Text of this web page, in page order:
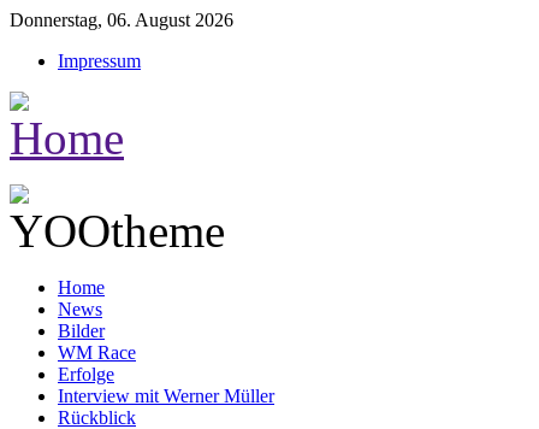
Donnerstag, 06. August 2026
Impressum
Home
News
Bilder
WM Race
Erfolge
Interview mit Werner Müller
Rückblick